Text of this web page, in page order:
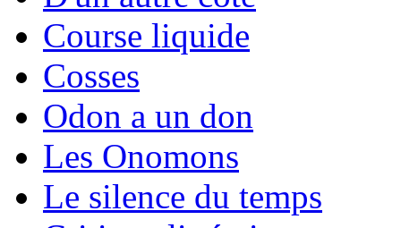
Course liquide
Cosses
Odon a un don
Les Onomons
Le silence du temps